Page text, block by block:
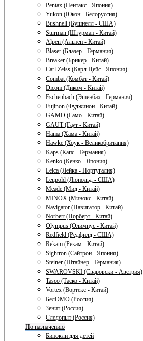
Pentax (Пентакс - Япония)
Yukon (Юкон - Белоруссия)
Bushnell (Бушнелл - США)
Sturman (Штурман - Китай)
Alpen (Альпен - Китай)
Blaser (Блазер - Германия)
Breaker (Брикер - Китай)
Carl Zeiss (Карл Цейс - Япония)
Combat (Комбат - Китай)
Dicom (Диком - Китай)
Eschenbach (Эшенбах - Германия)
Fujinon (Фуджинон - Китай)
GAMO (Гамо - Китай)
GAUT (Гаут - Китай)
Hama (Хама - Китай)
Hawke (Хоук - Великобритания)
Kaps (Капс - Германия)
Kenko (Кенко - Япония)
Leica (Лейка - Португалия)
Leupold (Люпольд - США)
Meade (Мид - Китай)
MINOX (Минокс - Китай)
Navigator (Навигатор - Китай)
Norbert (Норберт - Китай)
Olympus (Олимпус - Китай)
Redfield (Редфилд - США)
Rekam (Рекам - Китай)
Sightron (Сайтрон - Япония)
Steiner (Штайнер - Германия)
SWAROVSKI (Сваровски - Австрия)
Tasco (Таско - Китай)
Vortex (Вортекс - Китай)
БелОМО (Россия)
Зенит (Россия)
Следопыт (Россия)
По назначению
Бинокли для детей